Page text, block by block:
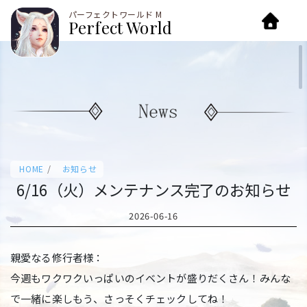
Perfect World
パーフェクトワールド M
Home
HOME / お知らせ
6/16（火）メンテナンス完了のお知らせ
2026-06-16
親愛なる修行者様：
今週もワクワクいっぱいのイベントが盛りだくさん！みんな
で一緒に楽しもう、さっそくチェックしてね！